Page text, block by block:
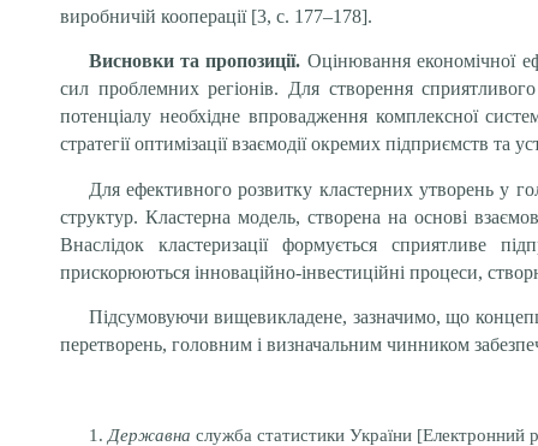
виробничій кооперації [3, с. 177–178].
Висновки та пропозиції. Оцінювання економічної
сил проблемних регіонів. Для створення
потенціалу необхідне впровадження комплексної
стратегії оптимізації взаємодії окремих підприємств
Для ефективного розвитку кластерних утворень у
структур. Кластерна модель, створена на основі
Внаслідок кластеризації формується сприятливе
прискорюються інноваційно-інвестиційні процеси,
Підсумовуючи вищевикладене, зазначимо, що
перетворень, головним і визначальним чинником
1. Державна служба статистики України